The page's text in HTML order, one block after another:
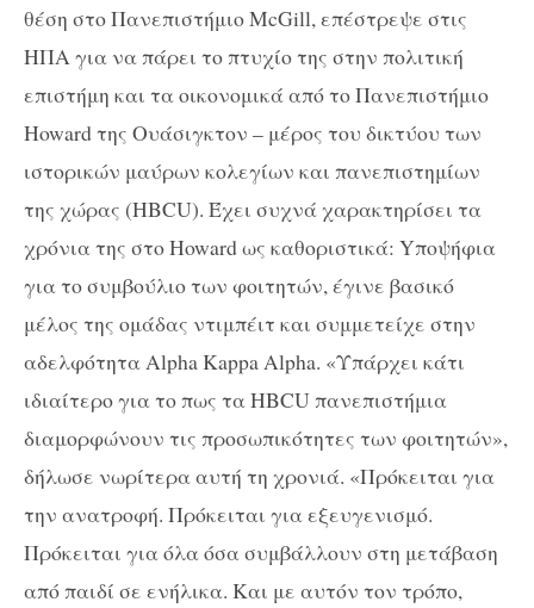
θέση στο Πανεπιστήμιο McGill, επέστρεψε στις
ΗΠΑ για να πάρει το πτυχίο της στην πολιτική
επιστήμη και τα οικονομικά από το Πανεπιστήμιο
Howard της Ουάσιγκτον – μέρος του δικτύου των
ιστορικών μαύρων κολεγίων και πανεπιστημίων
της χώρας (HBCU). Έχει συχνά χαρακτηρίσει τα
χρόνια της στο Howard ως καθοριστικά: Yποψήφια
για το συμβούλιο των φοιτητών, έγινε βασικό
μέλος της ομάδας ντιμπέιτ και συμμετείχε στην
αδελφότητα Alpha Kappa Alpha. «Υπάρχει κάτι
ιδιαίτερο για το πως τα HBCU πανεπιστήμια
διαμορφώνουν τις προσωπικότητες των φοιτητών»,
δήλωσε νωρίτερα αυτή τη χρονιά. «Πρόκειται για
την ανατροφή. Πρόκειται για εξευγενισμό.
Πρόκειται για όλα όσα συμβάλλουν στη μετάβαση
από παιδί σε ενήλικα. Και με αυτόν τον τρόπο,